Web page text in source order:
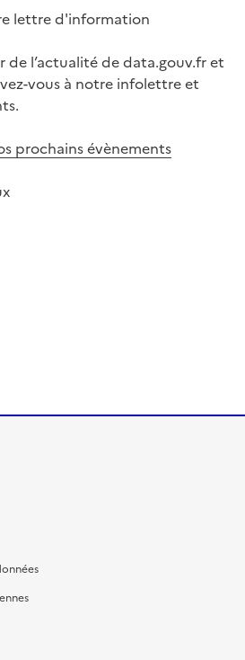
lettre d'information
de l’actualité de data.gouv.fr et
vous à notre infolettre et
prochains évènements